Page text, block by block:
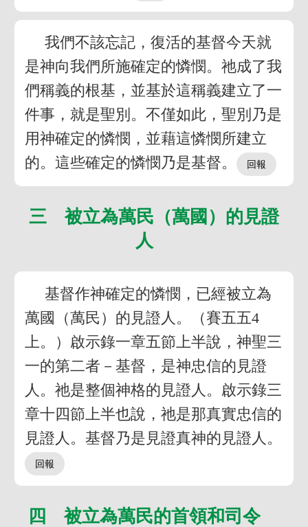
我們不該忘記，復活的基督今天就
是神向我們所施確定的憐憫。祂成了我
們稱義的根基，並基於這稱義建立了一
件事，就是聖別。不僅如此，聖別乃是
用神確定的憐憫，並藉這憐憫所建立
的。這些確定的憐憫乃是基督。
三 被立為萬民（萬國）的見證
人
基督作神確定的憐憫，已經被立為
萬國（萬民）的見證人。（賽五五4
上。）啟示錄一章五節上半說，神聖三
一的第二者－基督，是神忠信的見證
人。祂是整個神格的見證人。啟示錄三
章十四節上半也說，祂是那真實忠信的
見證人。基督乃是見證真神的見證人。
四 被立為萬民的首領和司令